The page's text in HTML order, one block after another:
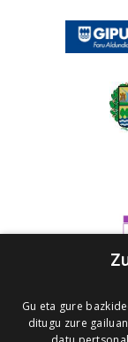
Gu eta gure
ditugu zure